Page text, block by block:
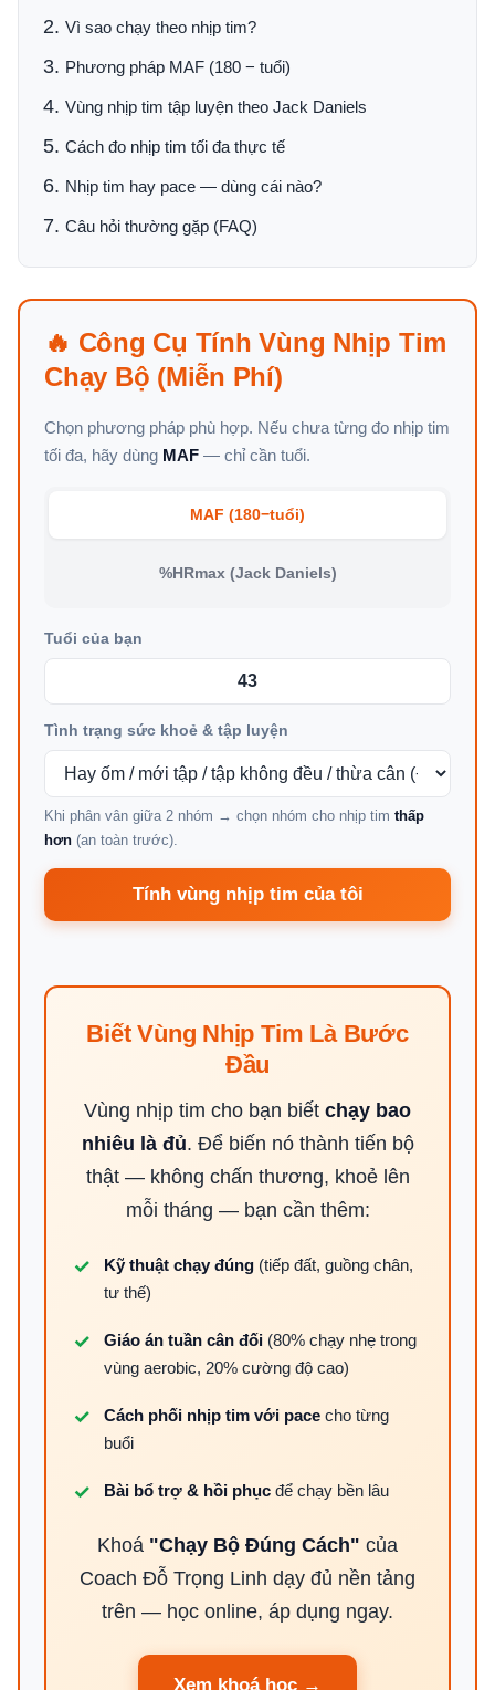
Vì sao chạy theo nhịp tim?
Phương pháp MAF (180 − tuổi)
Vùng nhịp tim tập luyện theo Jack Daniels
Cách đo nhịp tim tối đa thực tế
Nhịp tim hay pace — dùng cái nào?
Câu hỏi thường gặp (FAQ)
🔥 Công Cụ Tính Vùng Nhịp Tim
Chạy Bộ (Miễn Phí)
Chọn phương pháp phù hợp. Nếu chưa từng đo nhịp tim
tối đa, hãy dùng MAF — chỉ cần tuổi.
MAF (180−tuổi)
%HRmax (Jack Daniels)
Tuổi của bạn
Tình trạng sức khoẻ & tập luyện
Khi phân vân giữa 2 nhóm → chọn nhóm cho nhịp tim thấp
hơn (an toàn trước).
Tính vùng nhịp tim của tôi
Biết Vùng Nhịp Tim Là Bước
Đầu
Vùng nhịp tim cho bạn biết chạy bao
nhiêu là đủ. Để biến nó thành tiến bộ
thật — không chấn thương, khoẻ lên
mỗi tháng — bạn cần thêm:
Kỹ thuật chạy đúng (tiếp đất, guồng chân,
tư thế)
Giáo án tuần cân đối (80% chạy nhẹ trong
vùng aerobic, 20% cường độ cao)
Cách phối nhịp tim với pace cho từng
buổi
Bài bổ trợ & hồi phục để chạy bền lâu
Khoá "Chạy Bộ Đúng Cách" của
Coach Đỗ Trọng Linh dạy đủ nền tảng
trên — học online, áp dụng ngay.
Xem khoá học →